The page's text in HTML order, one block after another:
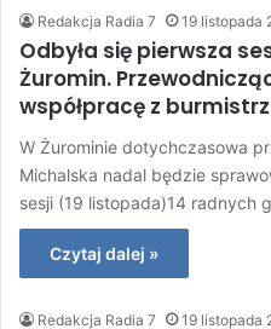
Redakcja Radia 7 19 listopada
Odbyła się pierwsza
Żuromin.
współpracę z burmistrz
W Żurominie dotychczasowa
Michalska nadal będzie
sesji (19 listopada)14 radnych
Czytaj dalej »
Redakcja Radia 7 19 listopada